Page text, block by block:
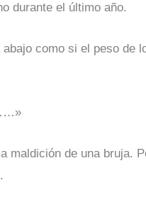
durante el último año.
como si el peso de
maldición de una